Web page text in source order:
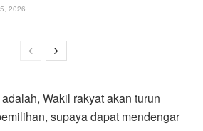
2026
Wakil rakyat akan turun
supaya dapat mendengar